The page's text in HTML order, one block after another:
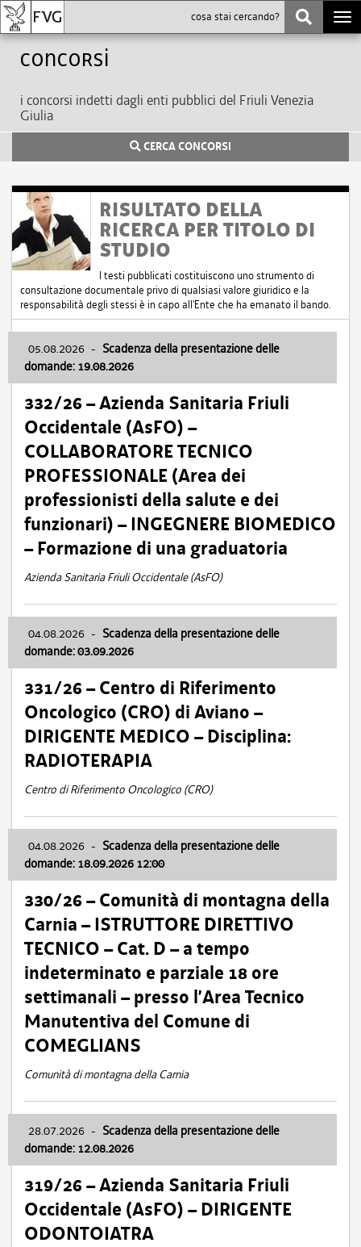
Concorsi
i concorsi indetti dagli enti pubblici del Friuli Venezia
Giulia
CERCA CONCORSI
RISULTATO DELLA
RICERCA PER TITOLO DI
STUDIO
I testi pubblicati costituiscono uno strumento di
consultazione documentale privo di qualsiasi valore giuridico e la
responsabilità degli stessi è in capo all'Ente che ha emanato il bando.
05.08.2026 - Scadenza della presentazione delle
domande: 19.08.2026
332/26 – Azienda Sanitaria Friuli
Occidentale (AsFO) –
COLLABORATORE TECNICO
PROFESSIONALE (Area dei
professionisti della salute e dei
funzionari) – INGEGNERE BIOMEDICO
– Formazione di una graduatoria
Azienda Sanitaria Friuli Occidentale (AsFO)
04.08.2026 - Scadenza della presentazione delle
domande: 03.09.2026
331/26 – Centro di Riferimento
Oncologico (CRO) di Aviano –
DIRIGENTE MEDICO – Disciplina:
RADIOTERAPIA
Centro di Riferimento Oncologico (CRO)
04.08.2026 - Scadenza della presentazione delle
domande: 18.09.2026 12:00
330/26 – Comunità di montagna della
Carnia – ISTRUTTORE DIRETTIVO
TECNICO – Cat. D – a tempo
indeterminato e parziale 18 ore
settimanali – presso l’Area Tecnico
Manutentiva del Comune di
COMEGLIANS
Comunità di montagna della Carnia
28.07.2026 - Scadenza della presentazione delle
domande: 12.08.2026
319/26 – Azienda Sanitaria Friuli
Occidentale (AsFO) – DIRIGENTE
ODONTOIATRA